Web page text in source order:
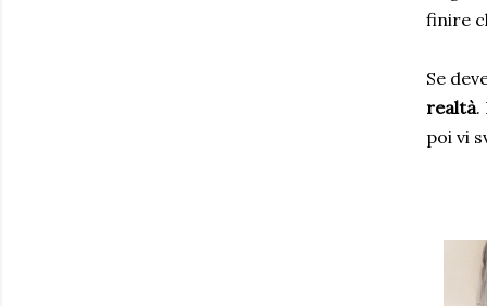
finire
Se
realtà.
poi vi